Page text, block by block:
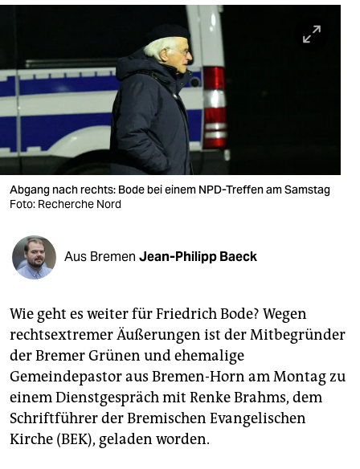
sport
nord
wahrheit
verlag
verlag
shop
fragen & hilfe
unterstützen
abo
genossenschaft
epaper login
Abgang nach rechts: Bode bei einem NPD-Treffen am Samstag
Foto: Recherche Nord
Aus Bremen Jean-Philipp Baeck
Wie geht es weiter für Friedrich Bode? Wegen
rechtsextremer Äußerungen ist der Mitbegründer
der Bremer Grünen und ehemalige
Gemeindepastor aus Bremen-Horn am Montag zu
einem Dienstgespräch mit Renke Brahms, dem
Schriftführer der Bremischen Evangelischen
Kirche (BEK), geladen worden.